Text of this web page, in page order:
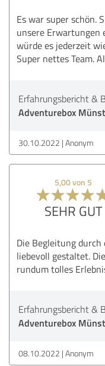
Es war super schön.
unsere Erwartungen
würde es jederzeit
Super nettes Team.
Erfahrungsbericht &
Adventurebox
30.10.2022 Anonym
5,00 von 5
SEHR GUT
Die Begleitung durch
liebevoll gestaltet.
rundum tolles
Erfahrungsbericht &
Adventurebox
08.10.2022 Anonym